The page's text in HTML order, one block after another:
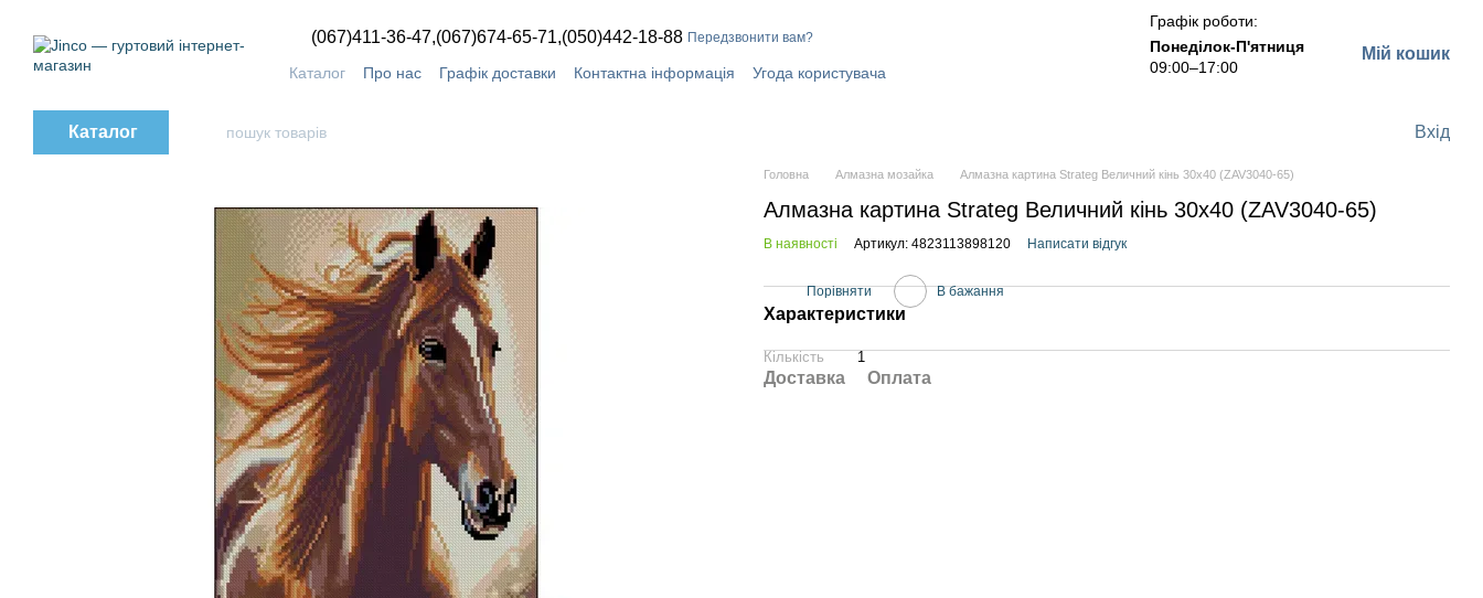
(067)411-36-47,(067)674-65-71,(050)442-18-88 Передзвонити вам?
Каталог Про нас Графік доставки Контактна інформація
Угода користувача
Графік роботи:
Понеділок-П'ятниця
09:00–17:00
Мій кошик
Каталог Вхід
Головна Алмазна мозайка Алмазна картина Strateg Величний кінь 30х40 (ZAV3040-65)
Алмазна картина Strateg Величний кінь 30х40 (ZAV3040-65)
В наявності Артикул: 4823113898120 Написати відгук
Порівняти В бажання
Характеристики
Кількість 1
Доставка Оплата